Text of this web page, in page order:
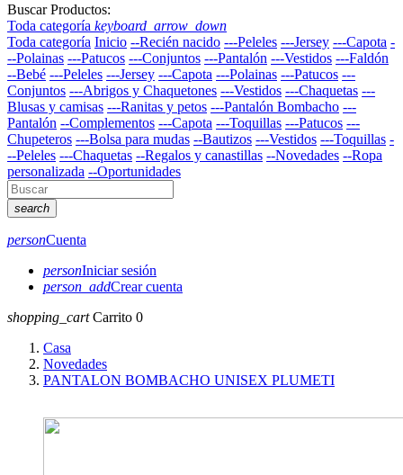
Buscar Productos:
Toda categoría keyboard_arrow_down
Toda categoría Inicio --Recién nacido ---Peleles ---Jersey ---Capota -
--Polainas ---Patucos ---Conjuntos ---Pantalón ---Vestidos ---Faldón
--Bebé ---Peleles ---Jersey ---Capota ---Polainas ---Patucos ---
Conjuntos ---Abrigos y Chaquetones ---Vestidos ---Chaquetas ---
Blusas y camisas ---Ranitas y petos ---Pantalón Bombacho ---
Pantalón --Complementos ---Capota ---Toquillas ---Patucos ---
Chupeteros ---Bolsa para mudas --Bautizos ---Vestidos ---Toquillas -
--Peleles ---Chaquetas --Regalos y canastillas --Novedades --Ropa
personalizada --Oportunidades
search
personCuenta
personIniciar sesión
person_addCrear cuenta
shopping_cart Carrito 0
Casa
Novedades
PANTALON BOMBACHO UNISEX PLUMETI